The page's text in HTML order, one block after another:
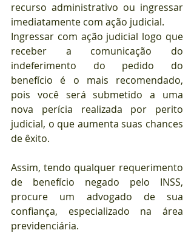
recurso administrativo ou ingressar
imediatamente com ação judicial.
Ingressar com ação judicial logo que
receber a comunicação do
indeferimento do pedido do
benefício é o mais recomendado,
pois você será submetido a uma
nova perícia realizada por perito
judicial, o que aumenta suas chances
de êxito.
Assim, tendo qualquer requerimento
de benefício negado pelo INSS,
procure um advogado de sua
confiança, especializado na área
previdenciária.